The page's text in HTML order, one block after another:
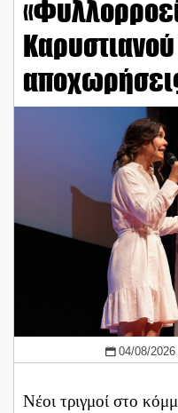
04/08/2026
Νέοι τριγμοί στο